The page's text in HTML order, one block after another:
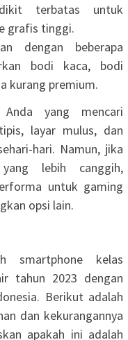
terbatas untuk
grafis tinggi.
dengan beberapa
bodi kaca, bodi
kurang premium.
yang mencari
layar mulus, dan
hari. Namun, jika
lebih canggih,
untuk gaming
opsi lain.
smartphone kelas
tahun 2023 dengan
Berikut adalah
dan kekurangannya
apakah ini adalah